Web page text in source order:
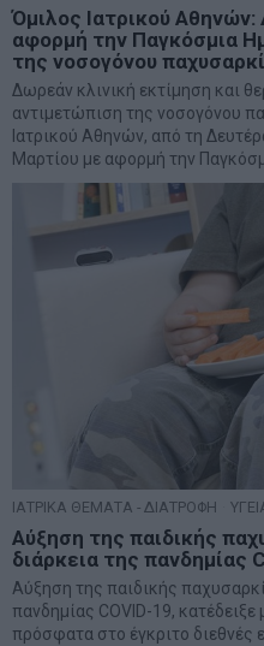
Όμιλος Ιατρικού
αφορμή την Παγκόσμια
της νοσογόνου
Δωρεάν κλινική εκτίμηση και
αντιμετώπιση της νοσογόνου
Ιατρικού Αθηνών, από τη
Μαρτίου με αφορμή την
ΙΑΤΡΙΚΑ ΘΕΜΑΤΑ - ΔΙΑΤΡΟΦΗ
Αύξηση της παιδικής
διάρκεια της πανδημίας
Αύξηση της παιδικής
πανδημίας COVID-19,
πρόσφατα στο έγκριτο διεθνές